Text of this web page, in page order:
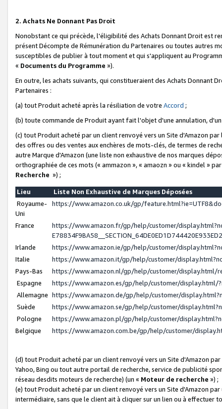
2. Achats Ne Donnant Pas Droit
Nonobstant ce qui précède, l'éligibilité des Achats Donnant Droit est
présent Décompte de Rémunération du Partenaires ou toutes autres
susceptibles de publier à tout moment et qui s'appliquent au
« Documents du Programme »).
En outre, les achats suivants, qui constitueraient des Achats Donnant
Partenaires :
(a) tout Produit acheté après la résiliation de votre Accord ;
(b) toute commande de Produit ayant fait l'objet d'une annulation,
(c) tout Produit acheté par un client renvoyé vers un Site d'Amazon
des offres ou des ventes aux enchères de mots-clés, de termes de
autre Marque d'Amazon (une liste non exhaustive de nos marques
orthographiée de ces mots (« ammazon », « amaozn » ou « kindel »
Recherche ») ;
Lieu
Liste Non Exhaustive de Marques Déposées
Royaume-
Uni
https://www.amazon.co.uk/gp/
France
https://www.amazon.fr/gp/help/customer/
Irlande
https://www.amazon.ie/gp/help/customer/
Italie
https://www.amazon.it/gp/help/customer/
Pays-Bas
https://www.amazon.nl/gp/help/customer/display.html/
Espagne
https://www.amazon.es/gp/help/customer/display.html/
Allemagne https://www.amazon.de/gp/help/customer/
Suède
https://www.amazon.se/gp/help/customer/
Pologne
https://www.amazon.pl/gp/help/customer/
Belgique
https://www.amazon.com.be/gp/help/customer/
(d) tout Produit acheté par un client renvoyé vers un Site d'Amazon
Yahoo, Bing ou tout autre portail de recherche, service de publicité
réseau desdits moteurs de recherche) (un « Moteur de recherche ») ;
(e) tout Produit acheté par un client renvoyé vers un Site d'Amazon
intermédiaire, sans que le client ait à cliquer sur un lien ou à